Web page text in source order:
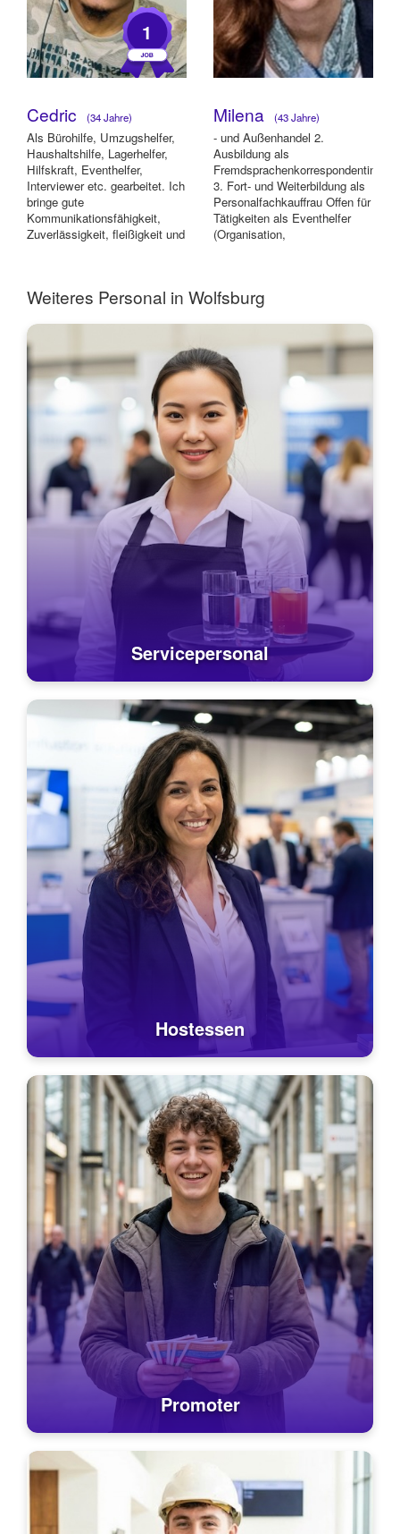
1
Cedric (34 Jahre)
Als Bürohilfe, Umzugshelfer,
Haushaltshilfe, Lagerhelfer,
Hilfskraft, Eventhelfer,
Interviewer etc. gearbeitet. Ich
bringe gute
Kommunikationsfähigkeit,
Zuverlässigkeit, fleißigkeit und
Milena (43 Jahre)
- und Außenhandel 2.
Ausbildung als
Fremdsprachenkorrespondentin
3. Fort- und Weiterbildung als
Personalfachkauffrau Offen für
Tätigkeiten als Eventhelfer
(Organisation,
Weiteres Personal in Wolfsburg
Servicepersonal
Hostessen
Promoter